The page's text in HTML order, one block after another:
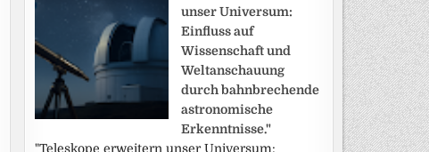
unser Universum:
Einfluss auf
Wissenschaft und
Weltanschauung
durch bahnbrechende
astronomische
Erkenntnisse."
"Teleskope erweitern unser Universum: